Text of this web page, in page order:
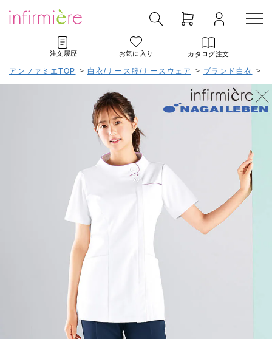
注文履歴 お気に入り カタログ注文
アンファミエTOP > 白衣/ナース服/ナースウェア > ブランド白衣 >